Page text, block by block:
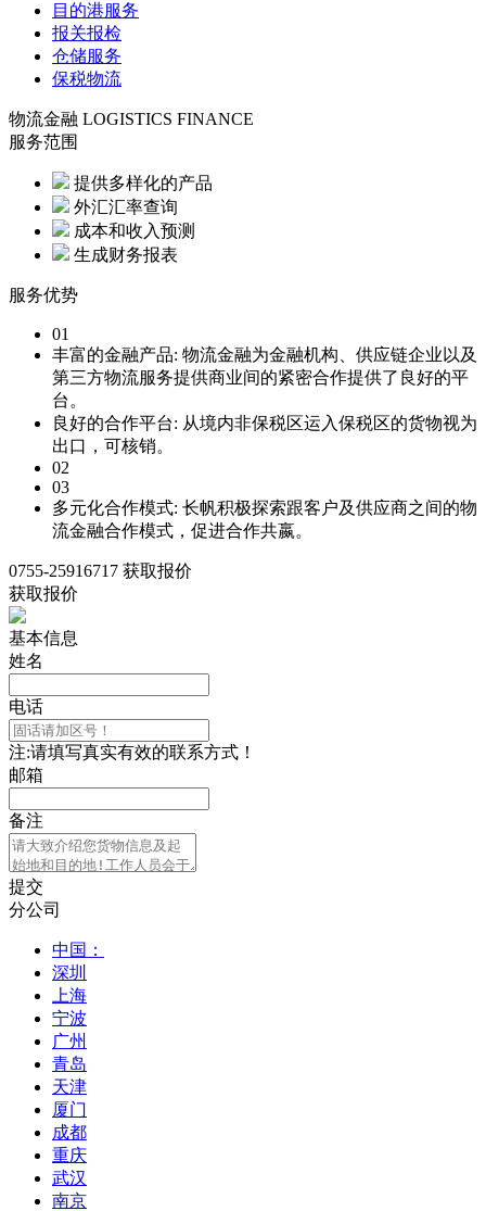
目的港服务
报关报检
仓储服务
保税物流
物流金融 LOGISTICS FINANCE
服务范围
提供多样化的产品
外汇汇率查询
成本和收入预测
生成财务报表
服务优势
01
丰富的金融产品: 物流金融为金融机构、供应链企业以及
第三方物流服务提供商业间的紧密合作提供了良好的平
台。
良好的合作平台: 从境内非保税区运入保税区的货物视为
出口，可核销。
02
03
多元化合作模式: 长帆积极探索跟客户及供应商之间的物
流金融合作模式，促进合作共嬴。
0755-25916717 获取报价
获取报价
基本信息
姓名
电话
注:请填写真实有效的联系方式！
邮箱
备注
提交
分公司
中国：
深圳
上海
宁波
广州
青岛
天津
厦门
成都
重庆
武汉
南京